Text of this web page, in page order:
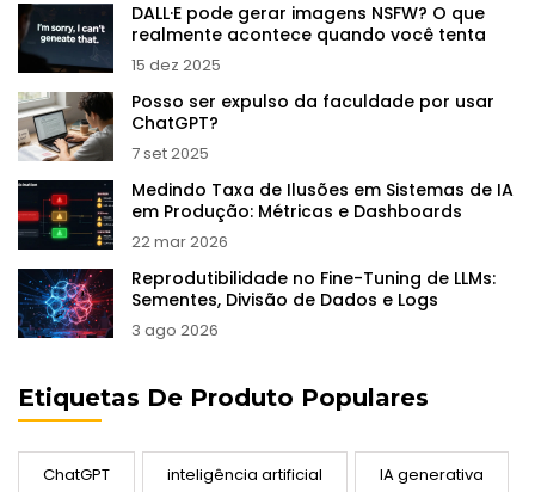
DALL·E pode gerar imagens NSFW? O que
realmente acontece quando você tenta
15 dez 2025
Posso ser expulso da faculdade por usar
ChatGPT?
7 set 2025
Medindo Taxa de Ilusões em Sistemas de IA
em Produção: Métricas e Dashboards
22 mar 2026
Reprodutibilidade no Fine-Tuning de LLMs:
Sementes, Divisão de Dados e Logs
3 ago 2026
Etiquetas De Produto Populares
ChatGPT inteligência artificial IA generativa